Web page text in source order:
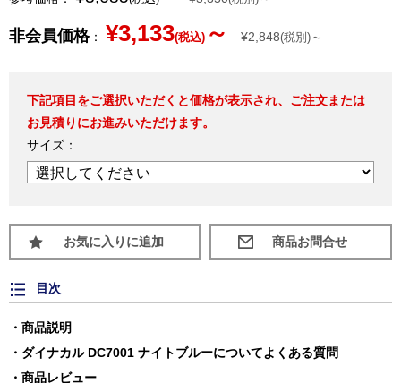
非会員価格： ¥3,133(税込) ～ ¥2,848(税別) ～
下記項目をご選択いただくと価格が表示され、ご注文または
お見積りにお進みいただけます。
サイズ：
お気に入りに追加
目次
商品説明
ダイナカル DC7001 ナイトブルーについてよくある質問
商品レビュー